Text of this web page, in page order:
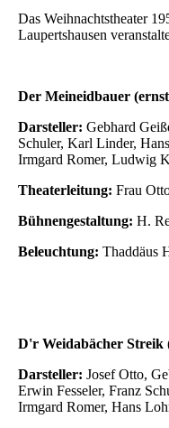
Das Weihnachtstheater
Laupertshausen
Der Meineidbauer
Darsteller: Gebhard
Schuler, Karl Linder,
Irmgard Romer, Ludwig
Theaterleitung: Frau
Bühnengestaltung: H.
Beleuchtung: Thaddäus
D'r Weidabächer Streik
Darsteller: Josef Otto,
Erwin Fesseler, Franz
Irmgard Romer, Hans